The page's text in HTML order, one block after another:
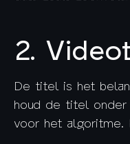
2.
De titel is het
houd de titel
voor het